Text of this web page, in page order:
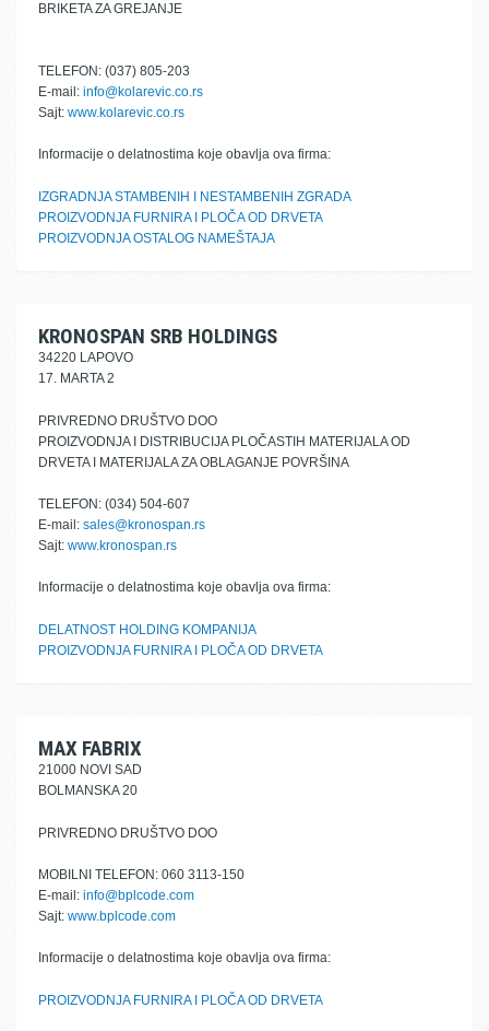
BRIKETA ZA GREJANJE
TELEFON: (037) 805-203
E-mail: info@kolarevic.co.rs
Sajt: www.kolarevic.co.rs
Informacije o delatnostima koje obavlja ova firma:
IZGRADNJA STAMBENIH I NESTAMBENIH ZGRADA
PROIZVODNJA FURNIRA I PLOČA OD DRVETA
PROIZVODNJA OSTALOG NAMEŠTAJA
KRONOSPAN SRB HOLDINGS
34220 LAPOVO
17. MARTA 2
PRIVREDNO DRUŠTVO DOO
PROIZVODNJA I DISTRIBUCIJA PLOČASTIH MATERIJALA OD
DRVETA I MATERIJALA ZA OBLAGANJE POVRŠINA
TELEFON: (034) 504-607
E-mail: sales@kronospan.rs
Sajt: www.kronospan.rs
Informacije o delatnostima koje obavlja ova firma:
DELATNOST HOLDING KOMPANIJA
PROIZVODNJA FURNIRA I PLOČA OD DRVETA
MAX FABRIX
21000 NOVI SAD
BOLMANSKA 20
PRIVREDNO DRUŠTVO DOO
MOBILNI TELEFON: 060 3113-150
E-mail: info@bplcode.com
Sajt: www.bplcode.com
Informacije o delatnostima koje obavlja ova firma:
PROIZVODNJA FURNIRA I PLOČA OD DRVETA